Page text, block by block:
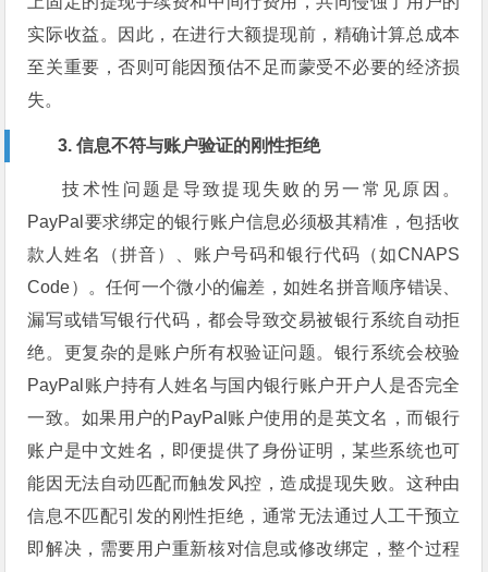
实际收益。因此，在进行大额提现前，精确计算总成本
至关重要，否则可能因预估不足而蒙受不必要的经济损
失。
3. 信息不符与账户验证的刚性拒绝
技术性问题是导致提现失败的另一常见原因。
PayPal要求绑定的银行账户信息必须极其精准，包括收
款人姓名（拼音）、账户号码和银行代码（如CNAPS
Code）。任何一个微小的偏差，如姓名拼音顺序错误、
漏写或错写银行代码，都会导致交易被银行系统自动拒
绝。更复杂的是账户所有权验证问题。银行系统会校验
PayPal账户持有人姓名与国内银行账户开户人是否完全
一致。如果用户的PayPal账户使用的是英文名，而银行
账户是中文姓名，即便提供了身份证明，某些系统也可
能因无法自动匹配而触发风控，造成提现失败。这种由
信息不匹配引发的刚性拒绝，通常无法通过人工干预立
即解决，需要用户重新核对信息或修改绑定，整个过程